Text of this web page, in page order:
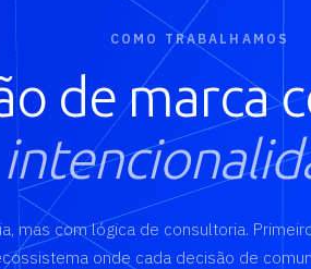
COMO TRABALHAMOS
de marca
mas com lógica de consultoria.
onde cada decisão de